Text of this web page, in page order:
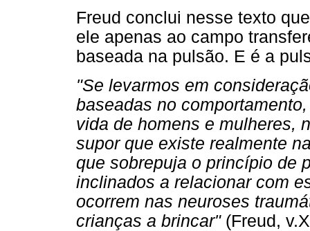
Freud conclui nesse texto
ele apenas ao campo
baseada na pulsão. E é a
"Se levarmos em
baseadas no
vida de homens e mulheres,
supor que existe realmente
que sobrepuja o princípio de
inclinados a relacionar com
ocorrem nas neuroses
crianças a brincar"(Freud,